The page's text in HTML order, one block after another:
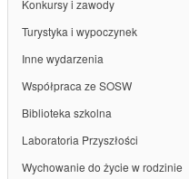
Konkursy i zawody
Turystyka i wypoczynek
Inne wydarzenia
Współpraca ze SOSW
Biblioteka szkolna
Laboratoria Przyszłości
Wychowanie do życie w rodzinie